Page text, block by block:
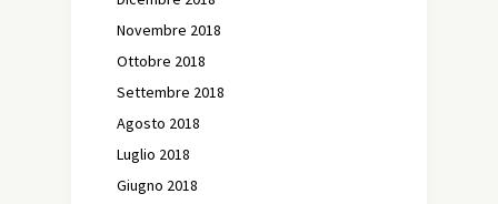
Novembre 2018
Ottobre 2018
Settembre 2018
Agosto 2018
Luglio 2018
Giugno 2018